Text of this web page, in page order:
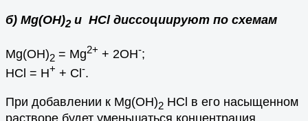
б) Mg(OH)2и HCl диссоциируют по схемам
Mg(OH)2 = Mg2+ + 2OH-;
HCl = H+ + Cl -.
При добавлении к Mg(OH)2 HCl в его насыщенном
растворе будет уменьшаться концентрация